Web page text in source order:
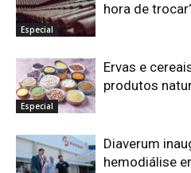
Especial
hora de
Especial
Ervas e
produtos
Diaverum
hemodiálise